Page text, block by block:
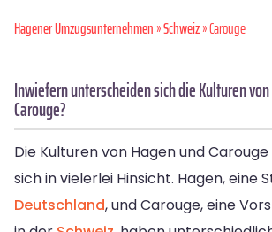
Hagener Umzugsunternehmen»Schweiz» Carouge
Inwiefern unterscheiden sich die Kulturen
Carouge?
Die Kulturen von Hagen und
sich in vielerlei Hinsicht. Hagen, eine
Deutschland, und Carouge, eine